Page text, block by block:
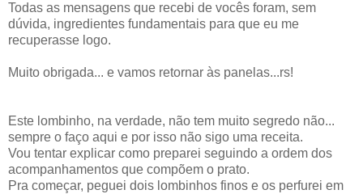
Todas as mensagens que recebi de vocês foram, sem
dúvida, ingredientes fundamentais para que eu me
recuperasse logo.
Muito obrigada... e vamos retornar às panelas...rs!
Este lombinho, na verdade, não tem muito segredo não...
sempre o faço aqui e por isso não sigo uma receita.
Vou tentar explicar como preparei seguindo a ordem dos
acompanhamentos que compõem o prato.
Pra começar, peguei dois lombinhos finos e os perfurei em